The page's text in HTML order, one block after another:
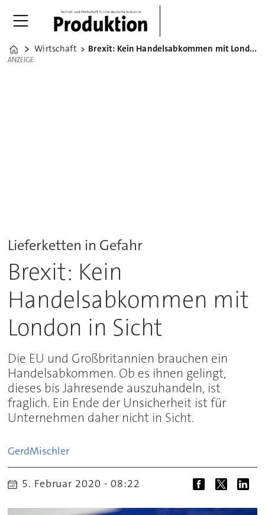
Home
Wirtschaft Brexit: Kein Handelsabkommen mit London in Sicht
ANZEIGE
ANZEIGE
Lieferketten in Gefahr
Brexit: Kein
Handelsabkommen mit
London in Sicht
Die EU und Großbritannien brauchen ein
Handelsabkommen. Ob es ihnen gelingt,
dieses bis Jahresende auszuhandeln, ist
fraglich. Ein Ende der Unsicherheit ist für
Unternehmen daher nicht in Sicht.
GerdMischler
5. Februar 2020 - 08:22